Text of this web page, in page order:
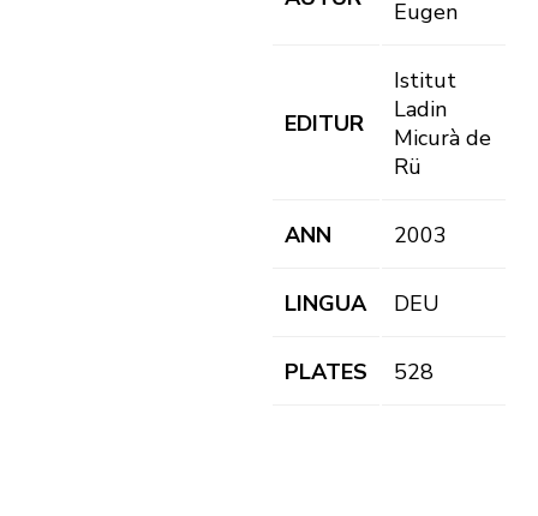
Eugen
EDITUR
Istitut
Ladin
Micurà de
Rü
ANN 2003
LINGUA DEU
PLATES 528